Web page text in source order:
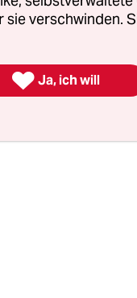
sie verschwinden.
 Ja, ich will